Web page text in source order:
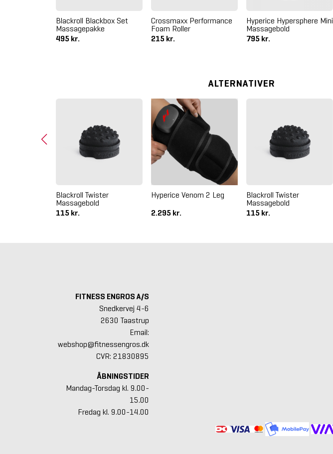
Blackroll Blackbox Set
Massagepakke
495 kr.
Crossmaxx Performance
Foam Roller
215 kr.
Hyperice Hypersphere Mini
Massagebold
795 kr.
ALTERNATIVER
Blackroll Twister
Massagebold
115 kr.
Hyperice Venom 2 Leg
2.295 kr.
Blackroll Twister
Massagebold
115 kr.
FITNESS ENGROS A/S
Snedkervej 4-6
2630 Taastrup
Email:
webshop@fitnessengros.dk
CVR: 21830895
ÅBNINGSTIDER
Mandag-Torsdag kl. 9.00-
15.00
Fredag kl. 9.00-14.00